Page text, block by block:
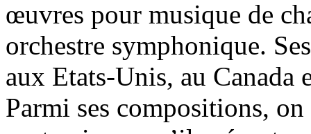
œuvres pour musique de
orchestre symphonique.
aux Etats-Unis, au Canada
Parmi ses compositions,